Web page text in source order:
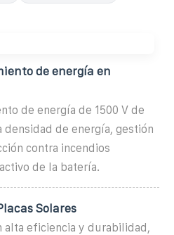
de energía en
de energía de 1500 V de
de energía, gestión
contra incendios
de la batería.
Solares
alta eficiencia y durabilidad,